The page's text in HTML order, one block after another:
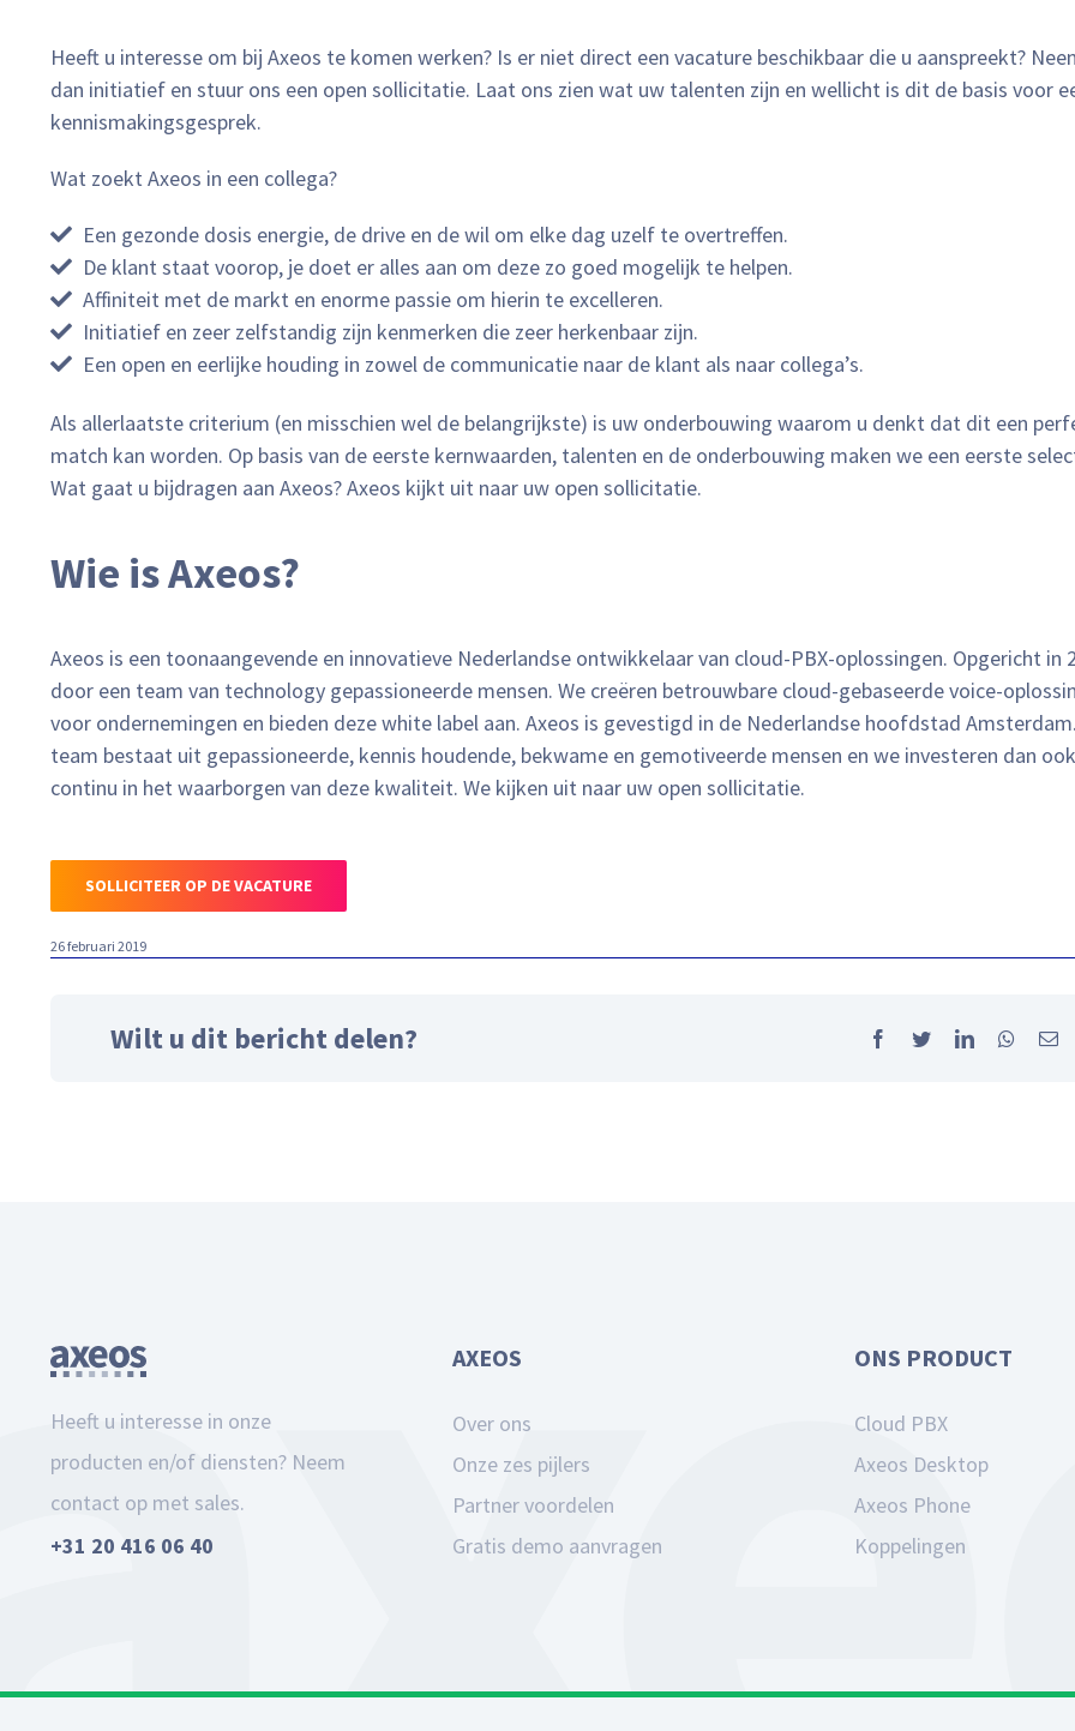
Heeft u interesse om bij Axeos te komen werken? Is er niet direct een vacature beschikbaar die u aanspreekt?
dan initiatief en stuur ons een open sollicitatie. Laat ons zien wat uw talenten zijn en wellicht is dit de basis voor
kennismakingsgesprek.
Wat zoekt Axeos in een collega?
Een gezonde dosis energie, de drive en de wil om elke dag uzelf te overtreffen.
De klant staat voorop, je doet er alles aan om deze zo goed mogelijk te helpen.
Affiniteit met de markt en enorme passie om hierin te excelleren.
Initiatief en zeer zelfstandig zijn kenmerken die zeer herkenbaar zijn.
Een open en eerlijke houding in zowel de communicatie naar de klant als naar collega’s.
Als allerlaatste criterium (en misschien wel de belangrijkste) is uw onderbouwing waarom u denkt dat dit een
match kan worden. Op basis van de eerste kernwaarden, talenten en de onderbouwing maken we een eerste
Wat gaat u bijdragen aan Axeos? Axeos kijkt uit naar uw open sollicitatie.
Wie is Axeos?
Axeos is een toonaangevende en innovatieve Nederlandse ontwikkelaar van cloud-PBX-oplossingen. Opgericht in
door een team van technology gepassioneerde mensen. We creëren betrouwbare cloud-gebaseerde voice-
voor ondernemingen en bieden deze white label aan. Axeos is gevestigd in de Nederlandse hoofdstad
team bestaat uit gepassioneerde, kennis houdende, bekwame en gemotiveerde mensen en we investeren dan ook
continu in het waarborgen van deze kwaliteit. We kijken uit naar uw open sollicitatie.
26 februari 2019
Wilt u dit bericht delen? Facebook
TwitterLinkedIn
Heeft u interesse in onze
producten en/of diensten? Neem
contact op met sales.
+31 20 416 06 40
AXEOS
Over ons
Onze zes pijlers
Partner voordelen
Gratis demo aanvragen
ONS PRODUCT
Cloud PBX
Axeos Desktop
Axeos Phone
Koppelingen